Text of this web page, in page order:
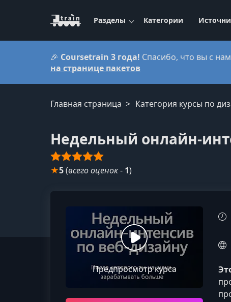
Разделы Категории
🎉 Coursetrain 3 года! Спасибо, что вы с
на странице пакетов
Главная страница Категория курсы по
Недельный онлайн-
★5(всего оценок- 1)
Предпросмотр курса